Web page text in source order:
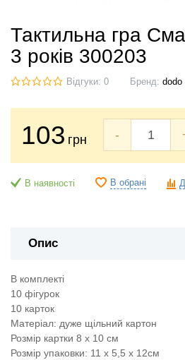
Тактильна гра
3 років 300203
Відгуки: 0 Бренд: dodo
103 грн -
В наявності В обрані
Опис
В комплекті
10 фігурок
10 карток
Матеріал: дуже щільний картон
Розмір картки 8 х 10 см
Розмір упаковки: 11 х 5,5 х 12см